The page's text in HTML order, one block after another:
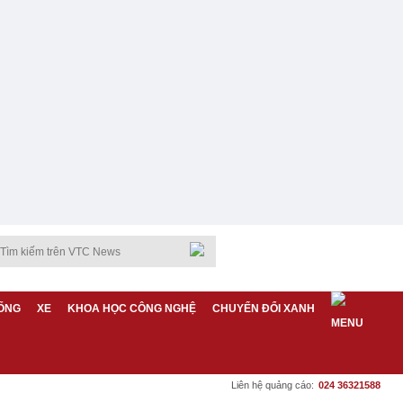
XE KHOA HỌC CÔNG NGHỆ CHUYỂN ĐỔI XANH
Liên hệ quảng cáo: 024 36321588